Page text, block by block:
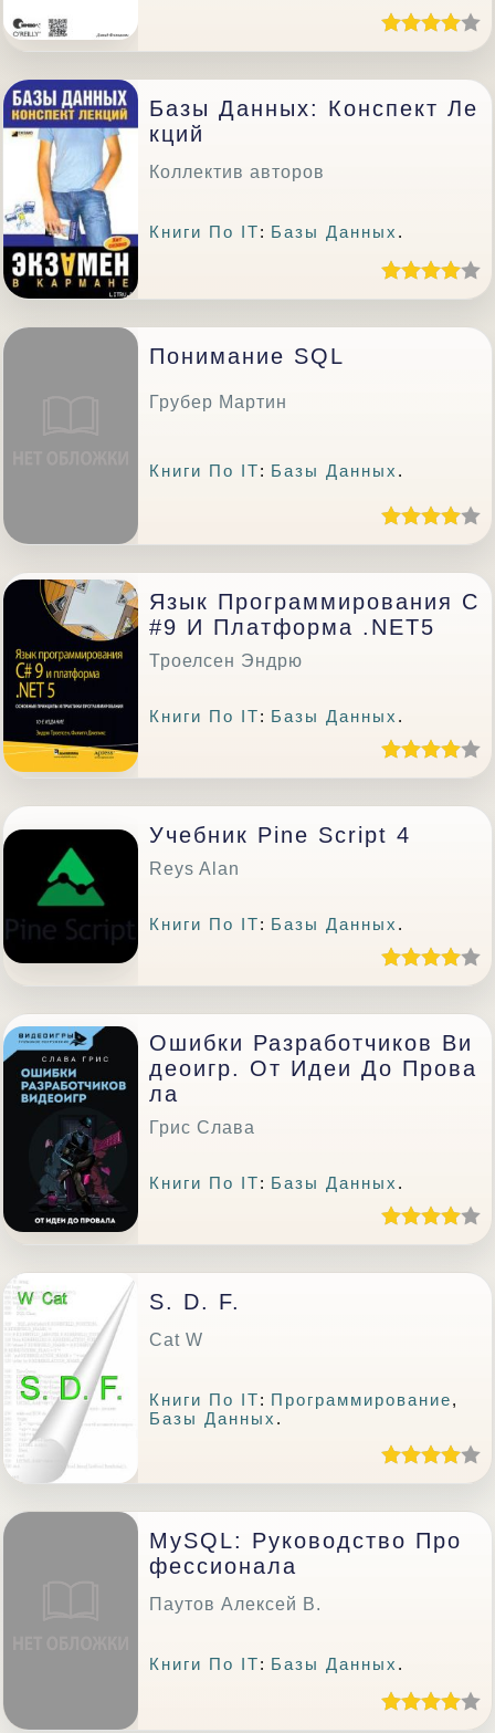
Базы Данных: Конспект Ле
Кций
Коллектив авторов
Книги По IT: Базы Данных .
Понимание SQL
Грубер Мартин
Книги По IT: Базы Данных .
Язык Программирования C
#9 И Платформа .NET5
Троелсен Эндрю
Книги По IT: Базы Данных .
Учебник Pine Script 4
Reys Alan
Книги По IT: Базы Данных .
Ошибки Разработчиков Ви
Деоигр. От Идеи До Прова
Ла
Грис Слава
Книги По IT: Базы Данных .
S. D. F.
Cat W
Книги По IT: Программирование,
Базы Данных .
MySQL: Руководство Про
Фессионала
Паутов Алексей В.
Книги По IT: Базы Данных .